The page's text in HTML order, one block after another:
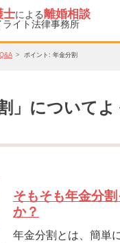
士による離婚相談
イト法律事務所
ポイント: 年金分割
割」について
そもそも年金分
か？
年金分割とは、簡単